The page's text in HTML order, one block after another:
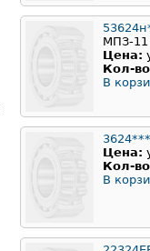
МПЗ-11
Цена:
Кол-
В
Цена:
Кол-
В